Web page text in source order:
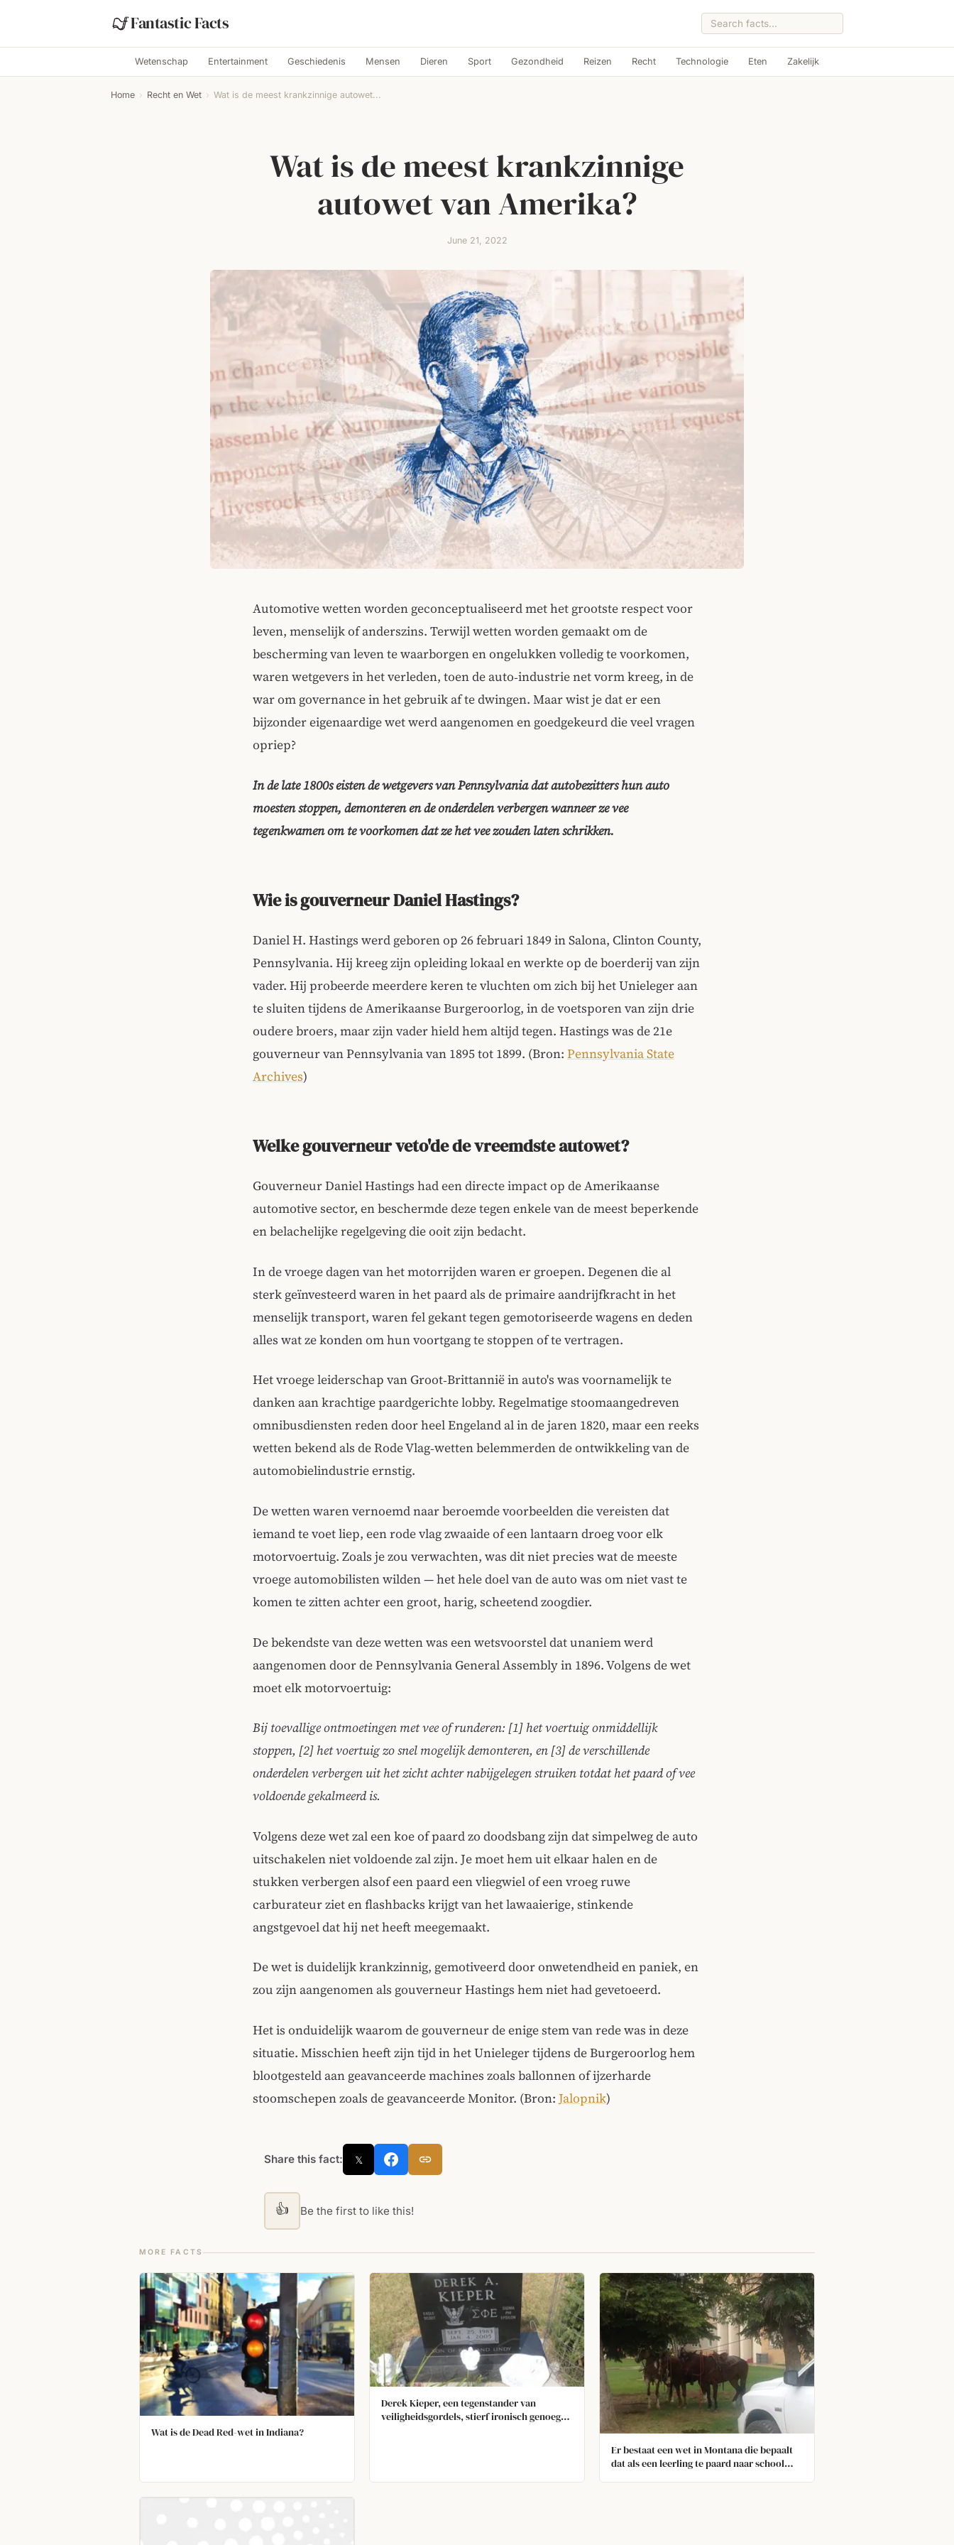
Fantastic Facts
Wetenschap Entertainment Geschiedenis Mensen Dieren Sport Gezondheid Reizen Recht Technologie Eten Zakelijk
Home › Recht en Wet › Wat is de meest krankzinnige autowet...
Wat is de meest krankzinnige
autowet van Amerika?
June 21, 2022
Automotive wetten worden geconceptualiseerd met het grootste respect voor
leven, menselijk of anderszins. Terwijl wetten worden gemaakt om de
bescherming van leven te waarborgen en ongelukken volledig te voorkomen,
waren wetgevers in het verleden, toen de auto‑industrie net vorm kreeg, in de
war om governance in het gebruik af te dwingen. Maar wist je dat er een
bijzonder eigenaardige wet werd aangenomen en goedgekeurd die veel vragen
opriep?
In de late 1800s eisten de wetgevers van Pennsylvania dat autobezitters hun auto
moesten stoppen, demonteren en de onderdelen verbergen wanneer ze vee
tegenkwamen om te voorkomen dat ze het vee zouden laten schrikken.
Wie is gouverneur Daniel Hastings?
Daniel H. Hastings werd geboren op 26 februari 1849 in Salona, Clinton County,
Pennsylvania. Hij kreeg zijn opleiding lokaal en werkte op de boerderij van zijn
vader. Hij probeerde meerdere keren te vluchten om zich bij het Unieleger aan
te sluiten tijdens de Amerikaanse Burgeroorlog, in de voetsporen van zijn drie
oudere broers, maar zijn vader hield hem altijd tegen. Hastings was de 21e
gouverneur van Pennsylvania van 1895 tot 1899. (Bron: Pennsylvania State
Archives)
Welke gouverneur veto'de de vreemdste autowet?
Gouverneur Daniel Hastings had een directe impact op de Amerikaanse
automotive sector, en beschermde deze tegen enkele van de meest beperkende
en belachelijke regelgeving die ooit zijn bedacht.
In de vroege dagen van het motorrijden waren er groepen. Degenen die al
sterk geïnvesteerd waren in het paard als de primaire aandrijfkracht in het
menselijk transport, waren fel gekant tegen gemotoriseerde wagens en deden
alles wat ze konden om hun voortgang te stoppen of te vertragen.
Het vroege leiderschap van Groot‑Brittannië in auto's was voornamelijk te
danken aan krachtige paardgerichte lobby. Regelmatige stoomaangedreven
omnibusdiensten reden door heel Engeland al in de jaren 1820, maar een reeks
wetten bekend als de Rode Vlag‑wetten belemmerden de ontwikkeling van de
automobielindustrie ernstig.
De wetten waren vernoemd naar beroemde voorbeelden die vereisten dat
iemand te voet liep, een rode vlag zwaaide of een lantaarn droeg voor elk
motorvoertuig. Zoals je zou verwachten, was dit niet precies wat de meeste
vroege automobilisten wilden — het hele doel van de auto was om niet vast te
komen te zitten achter een groot, harig, scheetend zoogdier.
De bekendste van deze wetten was een wetsvoorstel dat unaniem werd
aangenomen door de Pennsylvania General Assembly in 1896. Volgens de wet
moet elk motorvoertuig:
Bij toevallige ontmoetingen met vee of runderen: [1] het voertuig onmiddellijk
stoppen, [2] het voertuig zo snel mogelijk demonteren, en [3] de verschillende
onderdelen verbergen uit het zicht achter nabijgelegen struiken totdat het paard of vee
voldoende gekalmeerd is.
Volgens deze wet zal een koe of paard zo doodsbang zijn dat simpelweg de auto
uitschakelen niet voldoende zal zijn. Je moet hem uit elkaar halen en de
stukken verbergen alsof een paard een vliegwiel of een vroeg ruwe
carburateur ziet en flashbacks krijgt van het lawaaierige, stinkende
angstgevoel dat hij net heeft meegemaakt.
De wet is duidelijk krankzinnig, gemotiveerd door onwetendheid en paniek, en
zou zijn aangenomen als gouverneur Hastings hem niet had gevetoeerd.
Het is onduidelijk waarom de gouverneur de enige stem van rede was in deze
situatie. Misschien heeft zijn tijd in het Unieleger tijdens de Burgeroorlog hem
blootgesteld aan geavanceerde machines zoals ballonnen of ijzerharde
stoomschepen zoals de geavanceerde Monitor. (Bron: Jalopnik)
Share this fact: 𝕏
👍 Be the first to like this!
MORE FACTS
Wat is de Dead Red-wet in Indiana?
Derek Kieper, een tegenstander van
veiligheidsgordels, stierf ironisch genoeg
Er bestaat een wet in Montana die bepaalt
dat als een leerling te paard naar school